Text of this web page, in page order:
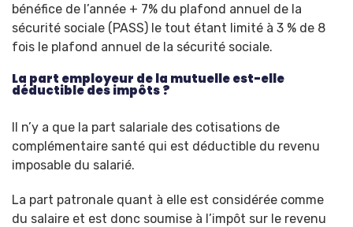
bénéfice de l’année + 7% du plafond annuel de la
sécurité sociale (PASS) le tout étant limité à 3 % de 8
fois le plafond annuel de la sécurité sociale.
La part employeur de la mutuelle est-elle
déductible des impôts ?
Il n’y a que la part salariale des cotisations de
complémentaire santé qui est déductible du revenu
imposable du salarié.
La part patronale quant à elle est considérée comme
du salaire et est donc soumise à l’impôt sur le revenu